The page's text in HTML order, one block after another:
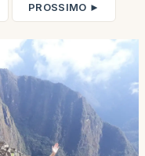
PROSSIMO ►